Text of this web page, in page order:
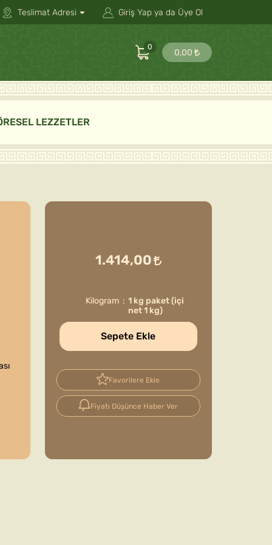
Teslimat Adresi Giriş Yap ya da Üye Ol
0
0,00
LEZZETLER
1.414,00
Kilogram
1 kg paket (içi
net 1 kg)
Sepete Ekle
Favorilere Ekle
Fiyatı Düşünce Haber Ver